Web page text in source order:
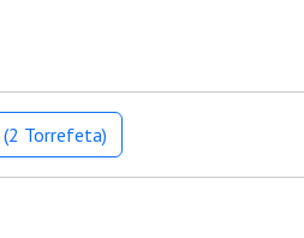
Torrefeta)